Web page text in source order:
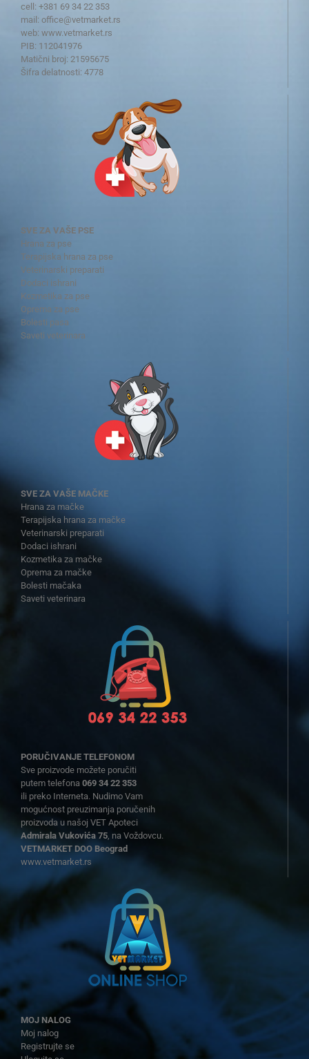
cell: +381 69 34 22 353
mail: office@vetmarket.rs
web: www.vetmarket.rs
PIB: 112041976
Matični broj: 21595675
Šifra delatnosti: 4778
SVE ZA VAŠE PSE
Hrana za pse
Terapijska hrana za pse
Veterinarski preparati
Dodaci ishrani
Kozmetika za pse
Oprema za pse
Bolesti pasa
Saveti veterinara
SVE ZA VAŠE MAČKE
Hrana za mačke
Terapijska hrana za mačke
Veterinarski preparati
Dodaci ishrani
Kozmetika za mačke
Oprema za mačke
Bolesti mačaka
Saveti veterinara
PORUČIVANJE TELEFONOM
Sve proizvode možete poručiti
putem telefona 069 34 22 353
ili preko Interneta. Nudimo Vam
mogućnost preuzimanja poručenih
proizvoda u našoj VET Apoteci
Admirala Vukovića 75, na Voždovcu.
VETMARKET DOO Beograd
www.vetmarket.rs
MOJ NALOG
Moj nalog
Registrujte se